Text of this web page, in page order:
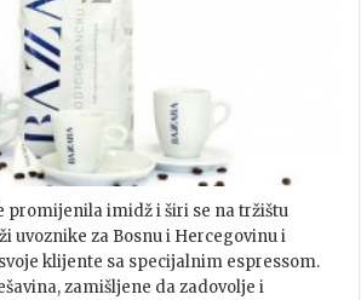
promijenila imidž i širi se na tržištu
uvoznike za Bosnu i Hercegovinu i
klijente sa specijalnim espressom.
zamišljene da zadovolje i